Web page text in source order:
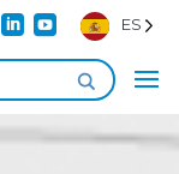
  ES